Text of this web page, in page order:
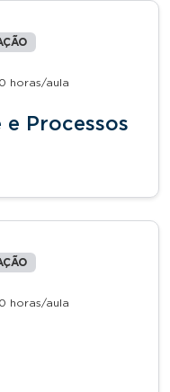
horas/aula
e Processos
horas/aula